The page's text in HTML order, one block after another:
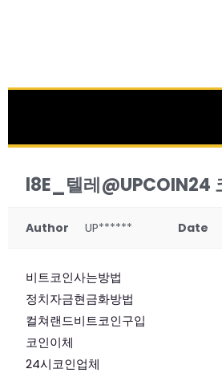
l8E_텔레@UPCOIN24
Author UP****** Date
비트코인사는방법
정치자금현금화방법
컬쳐랜드비트코인구입
코인이체
24시코인업체